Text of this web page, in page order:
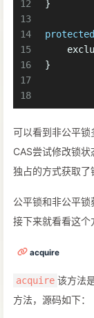
12
13
14
15
16
17
18
}
protected
}
可以看到非公平锁
CAS尝试修改锁状
独占的方式获取了
公平锁和非公平
接下来就看看这个
acquire
acquire 该方法
方法，源码如下：